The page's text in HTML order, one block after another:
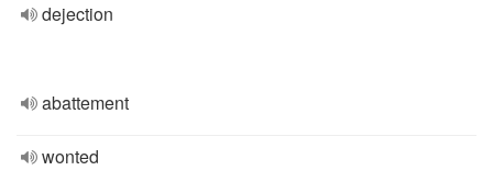
dejection
abattement
wonted